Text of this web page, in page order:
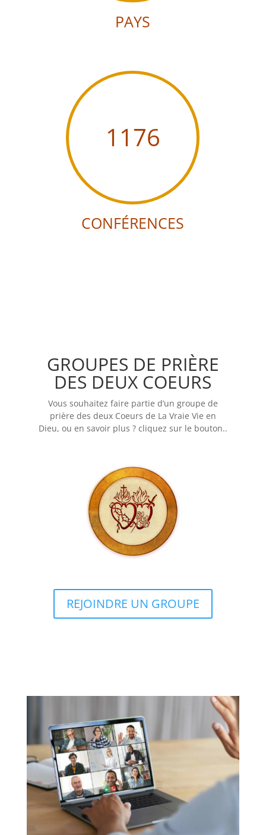
PAYS
1176
CONFÉRENCES
GROUPES DE PRIÈRE
DES DEUX COEURS
Vous souhaitez faire partie d’un groupe de
prière des deux Coeurs de La Vraie Vie en
Dieu, ou en savoir plus ? cliquez sur le bouton..
REJOINDRE UN GROUPE